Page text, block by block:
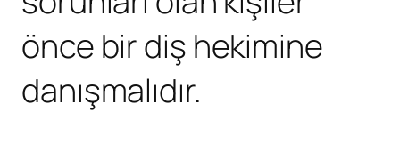
önce bir diş hekimine
danışmalıdır.